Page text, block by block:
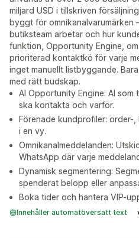
miljard USD i tillskriven
byggt för omnikanalvarumärken
butiksteam arbetar och hur
funktion, Opportunity Engine,
prioriterad kontaktkö för varje
inget manuellt listbyggande.
med rätt budskap.
AI Opportunity Engine: AI
ska kontakta och varför.
Förenade kundprofiler:
i en vy.
Omnikanalmeddelanden:
WhatsApp där varje
Dynamisk segmentering:
spenderat belopp eller
Boka tider och hantera VIP-
Innehåller automatöversatt text